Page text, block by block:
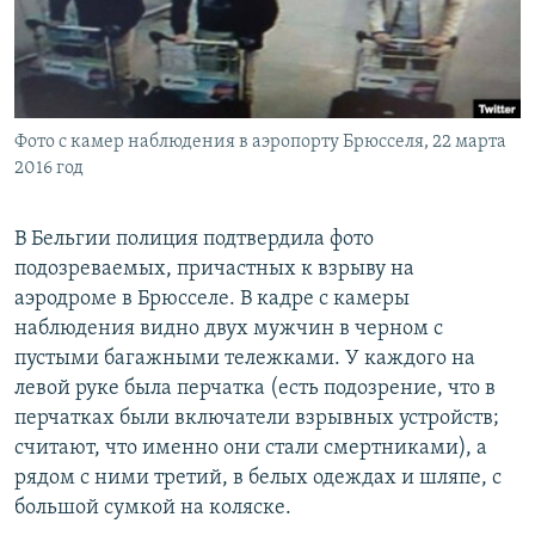
ПОБЕДИТЕЛЕЙ НЕ СУДЯТ?
КРЫМ.НЕПОКОРЕННЫЙ
УКРАИНСКАЯ ПРОБЛЕМА КРЫМА
ПРИСОЕДИНЯЙТЕСЬ!
Все сайты RFE/RL
Фото с камер наблюдения в аэропорту Брюсселя, 22 марта
2016 год
В Бельгии полиция подтвердила фото
подозреваемых, причастных к взрыву на
аэродроме в Брюсселе. В кадре с камеры
наблюдения видно двух мужчин в черном с
пустыми багажными тележками. У каждого на
левой руке была перчатка (есть подозрение, что в
перчатках были включатели взрывных устройств;
считают, что именно они стали смертниками), а
рядом с ними третий, в белых одеждах и шляпе, с
большой сумкой на коляске.